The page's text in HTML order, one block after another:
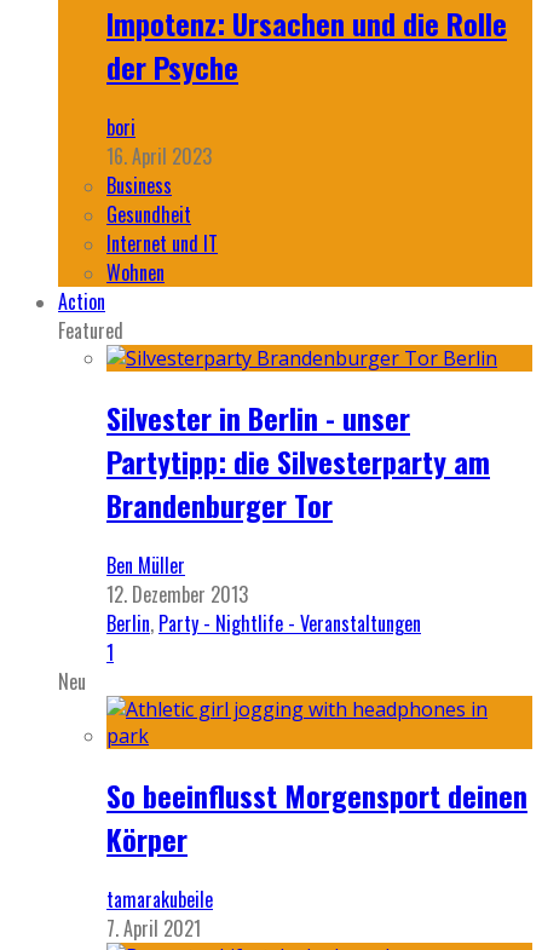
Impotenz: Ursachen und die Rolle
der Psyche
bori
16. April 2023
Business
Gesundheit
Internet und IT
Wohnen
Action
Featured
Silvester in Berlin - unser
Partytipp: die Silvesterparty am
Brandenburger Tor
Ben Müller
12. Dezember 2013
Berlin, Party - Nightlife - Veranstaltungen
1
Neu
So beeinflusst Morgensport deinen
Körper
tamarakubeile
7. April 2021